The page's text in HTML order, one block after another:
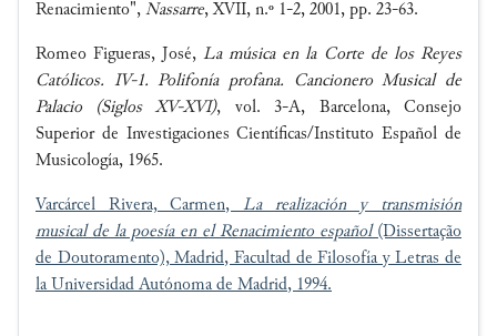
Renacimiento", Nassarre, XVII, n.º 1-2, 2001, pp. 23-63.
Romeo Figueras, José, La música en la Corte de los Reyes
Católicos. IV-1. Polifonía profana. Cancionero Musical de
Palacio (Siglos XV-XVI), vol. 3-A, Barcelona, Consejo
Superior de Investigaciones Científicas/Instituto Español de
Musicología, 1965.
Varcárcel Rivera, Carmen, La realización y transmisión
musical de la poesía en el Renacimiento español(Dissertação
de Doutoramento), Madrid, Facultad de Filosofía y Letras de
la Universidad Autónoma de Madrid, 1994.